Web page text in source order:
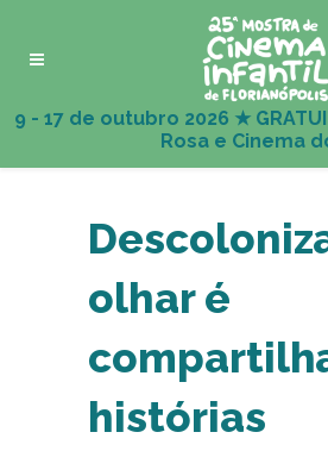
olhar é
histórias